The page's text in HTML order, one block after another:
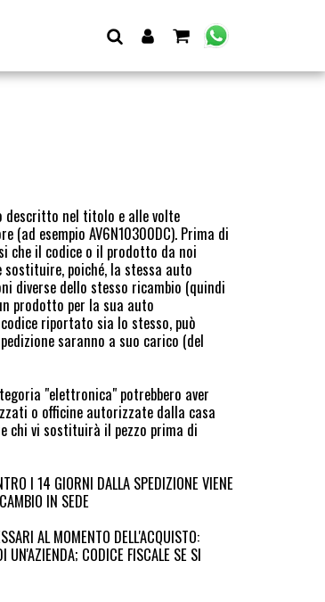
descritto nel titolo e alle volte
(ad esempio AV6N10300DC). Prima di
che il codice o il prodotto da noi
poiché, la stessa auto
diverse dello stesso ricambio (quindi
prodotto per la sua auto
riportato sia lo stesso, può
saranno a suo carico (del
"elettronica" potrebbero aver
o officine autorizzate dalla casa
chi vi sostituirà il pezzo prima di
I 14 GIORNI DALLA SPEDIZIONE VIENE
IN SEDE
AL MOMENTO DELL'ACQUISTO:
UN'AZIENDA; CODICE FISCALE SE SI